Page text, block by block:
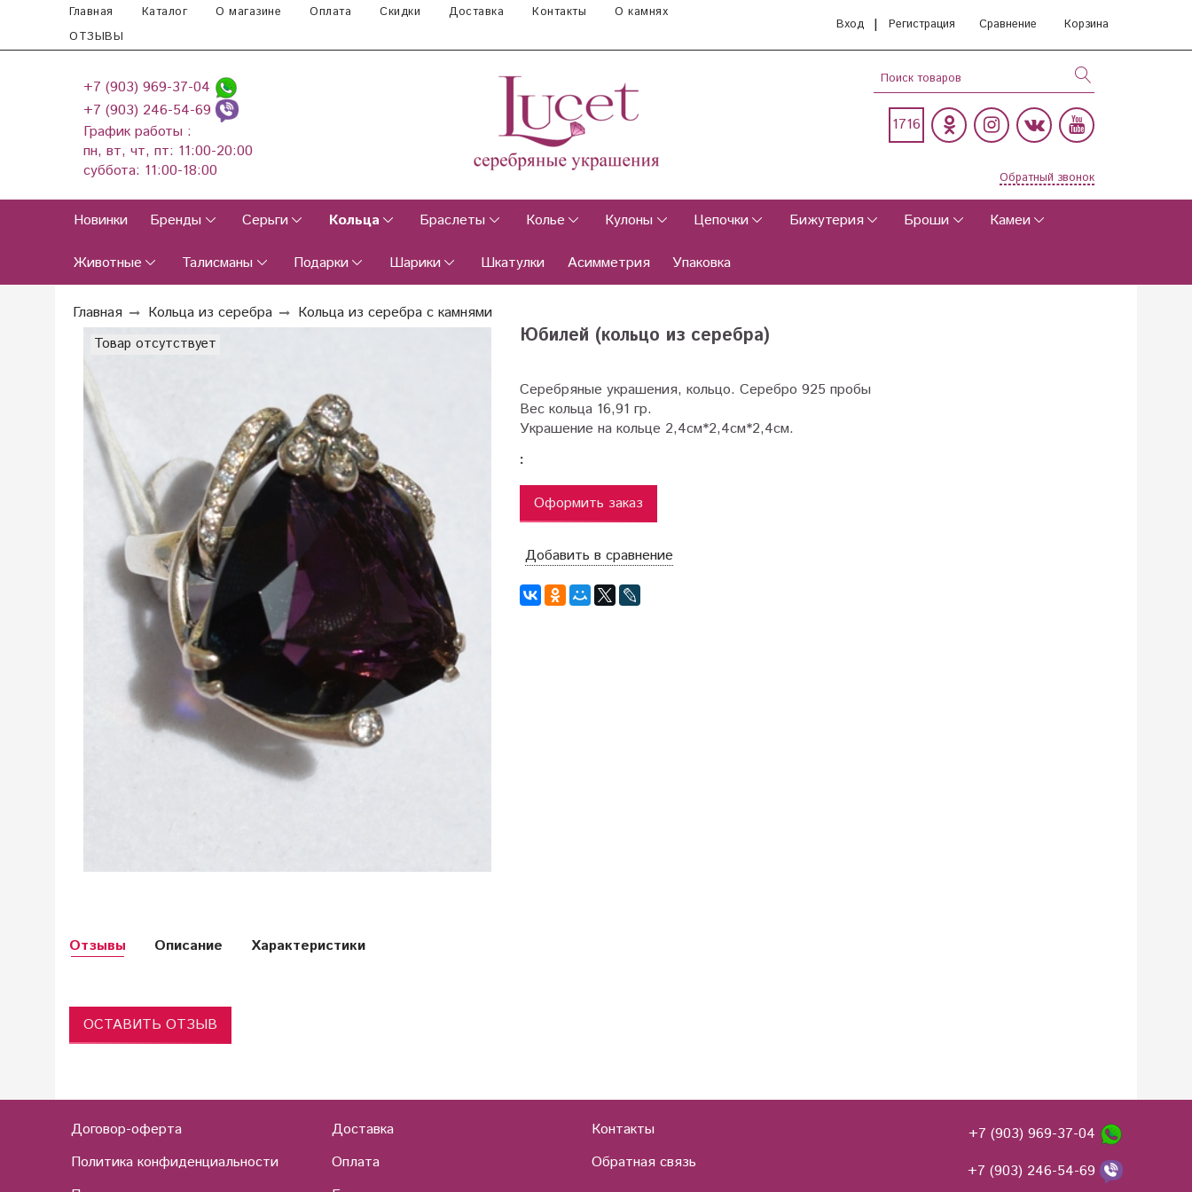
Главная Каталог О магазине Оплата Скидки Доставка Контакты
О камнях
ОТЗЫВЫ
Вход | Регистрация Сравнение Корзина
+7 (903) 969-37-04
+7 (903) 246-54-69
График работы :
пн, вт, чт, пт: 11:00-20:00
суббота: 11:00-18:00
1716
Обратный звонок
Новинки Бренды Серьги Кольца Браслеты Колье Кулоны Цепочки Бижутерия Броши Камеи
Животные Талисманы Подарки Шарики Шкатулки Асимметрия Упаковка
Главная Кольца из серебра Кольца из серебра с камнями
Товар отсутствует Юбилей (кольцо из серебра)
Серебряные украшения, кольцо. Серебро 925 пробы
Вес кольца 16,91 гр.
Украшение на кольце 2,4см*2,4см*2,4см.
:
Оформить заказ
Добавить в сравнение
Отзывы
ОСТАВИТЬ ОТЗЫВ
Описание Характеристики
Договор-оферта Доставка
Контакты
Политика конфиденциальности
Оплата
Обратная связь
+7 (903) 969-37-04
+7 (903) 246-54-69